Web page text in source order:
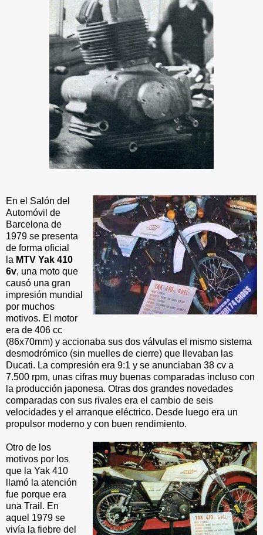
En el Salón del
Automóvil de
Barcelona de
1979 se presenta
de forma oficial
la MTV Yak 410
6v, una moto que
causó una gran
impresión mundial
por muchos
motivos. El motor
era de 406 cc
(86x70mm) y accionaba sus dos válvulas el mismo sistema
desmodrómico (sin muelles de cierre) que llevaban las
Ducati. La compresión era 9:1 y se anunciaban 38 cv a
7.500 rpm, unas cifras muy buenas comparadas incluso con
la producción japonesa. Otras dos grandes novedades
comparadas con sus rivales era el cambio de seis
velocidades y el arranque eléctrico. Desde luego era un
propulsor moderno y con buen rendimiento.
Otro de los
motivos por los
que la Yak 410
llamó la atención
fue porque era
una Trail. En
aquel 1979 se
vivía la fiebre del